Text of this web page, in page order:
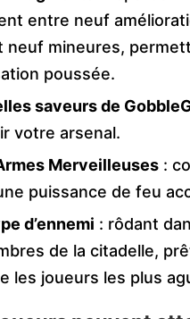
entre neuf
neuf mineures,
poussée.
saveurs de
votre arsenal.
Merveilleuses :
puissance de feu
d’ennemi : rôdant
de la citadelle,
les joueurs les plus